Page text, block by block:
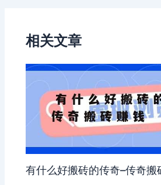
相关文章
有什么好搬砖的传奇–传奇搬